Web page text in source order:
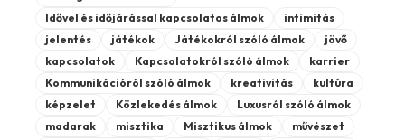
Idővel és időjárással kapcsolatos álmok
intimitás
jelentés
játékok Játékokról szóló álmok
jövő
kapcsolatok
Kapcsolatokról szóló álmok
karrier
Kommunikációról szóló álmok
kreativitás
kultúra
képzelet
Közlekedés álmok
Luxusról szóló álmok
madarak
misztika Misztikus álmok
művészet